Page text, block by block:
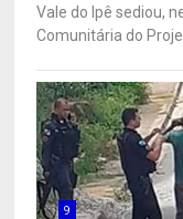
Vale do Ipê sediou,
Comunitária do
9